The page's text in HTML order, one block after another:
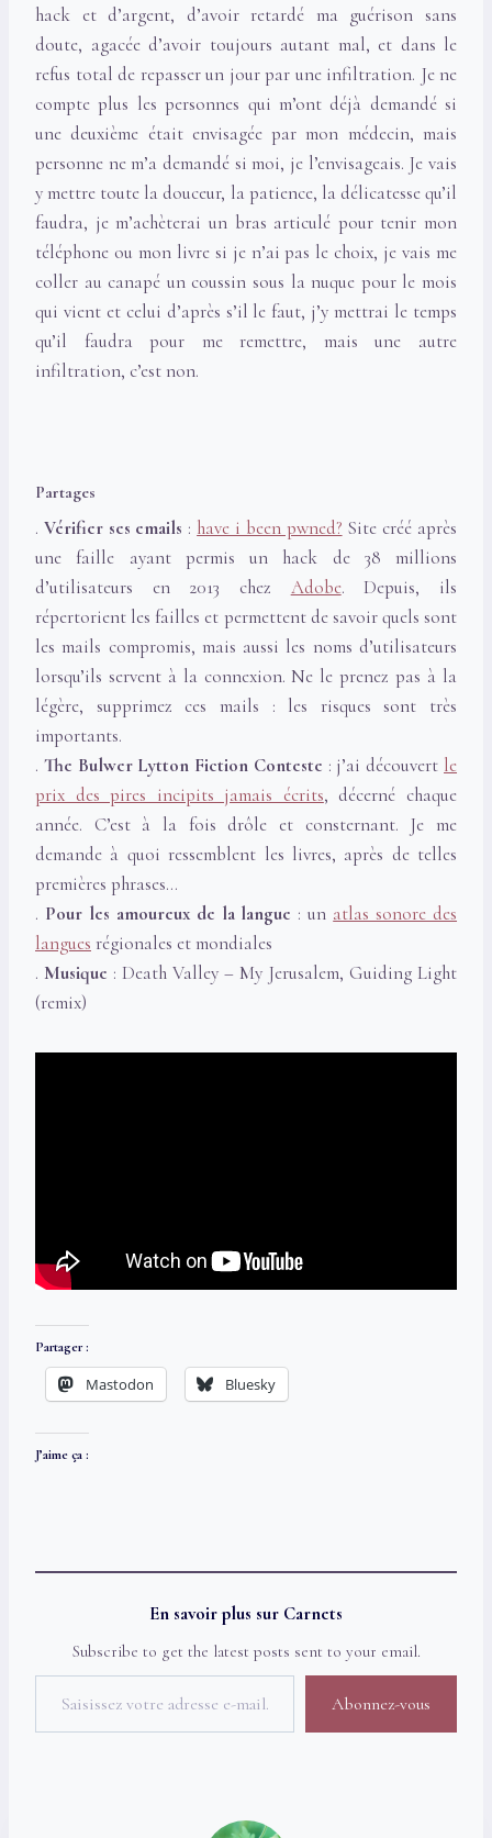
hack et d’argent, d’avoir retardé ma guérison sans
doute, agacée d’avoir toujours autant mal, et dans le
refus total de repasser un jour par une infiltration. Je ne
compte plus les personnes qui m’ont déjà demandé si
une deuxième était envisagée par mon médecin, mais
personne ne m’a demandé si moi, je l’envisageais. Je vais
y mettre toute la douceur, la patience, la délicatesse qu’il
faudra, je m’achèterai un bras articulé pour tenir mon
téléphone ou mon livre si je n’ai pas le choix, je vais me
coller au canapé un coussin sous la nuque pour le mois
qui vient et celui d’après s’il le faut, j’y mettrai le temps
qu’il faudra pour me remettre, mais une autre
infiltration, c’est non.
Partages
. Vérifier ses emails : have i been pwned? Site créé après
une faille ayant permis un hack de 38 millions
d’utilisateurs en 2013 chez Adobe. Depuis, ils
répertorient les failles et permettent de savoir quels sont
les mails compromis, mais aussi les noms d’utilisateurs
lorsqu’ils servent à la connexion. Ne le prenez pas à la
légère, supprimez ces mails : les risques sont très
importants.
. The Bulwer Lytton Fiction Conteste : j’ai découvert le
prix des pires incipits jamais écrits, décerné chaque
année. C’est à la fois drôle et consternant. Je me
demande à quoi ressemblent les livres, après de telles
premières phrases…
. Pour les amoureux de la langue : un atlas sonore des
langues régionales et mondiales
. Musique : Death Valley – My Jerusalem, Guiding Light
(remix)
Partager :
Mastodon Bluesky
J’aime ça :
En savoir plus sur Carnets
Subscribe to get the latest posts sent to your email.
Saisissez votre adresse e-mail…
Abonnez-vous